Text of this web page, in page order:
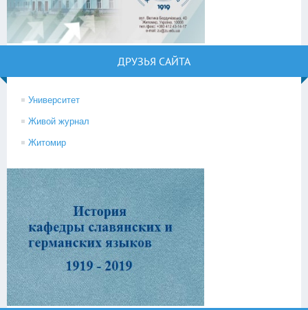
ДРУЗЬЯ САЙТА
Университет
Живой журнал
Житомир